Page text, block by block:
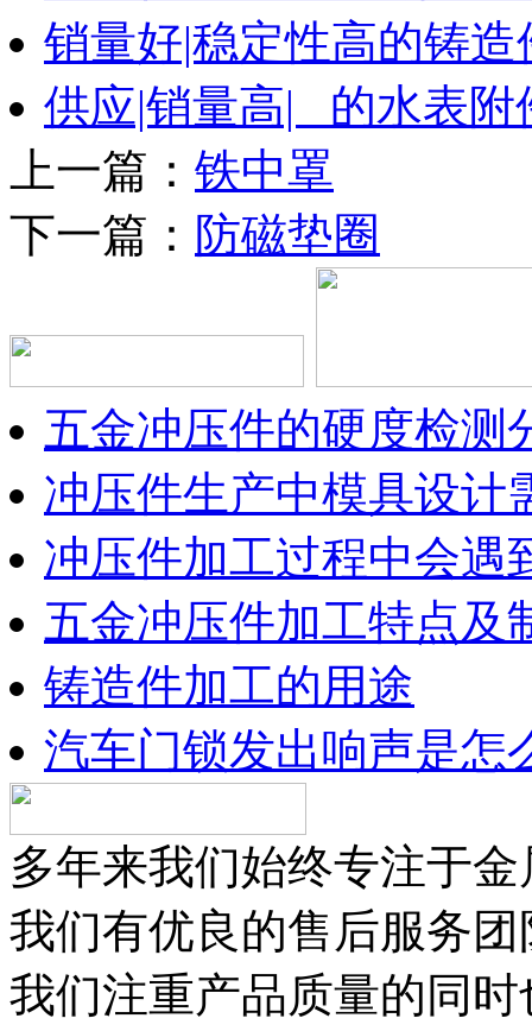
销量好|稳定性高的铸造
供应|销量高| 的水表附
上一篇： 铁中罩
下一篇： 防磁垫圈
五金冲压件的硬度检测
冲压件生产中模具设计
冲压件加工过程中会遇
五金冲压件加工特点及
铸造件加工的用途
汽车门锁发出响声是怎
多年来我们始终专注于
我们有优良的售后服务团
我们注重产品质量的同